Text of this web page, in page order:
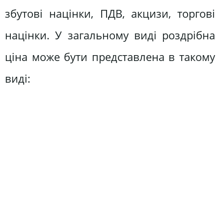
збутові націнки, ПДВ, акцизи, торгові
націнки. У загальному виді роздрібна
ціна може бути представлена в такому
виді: